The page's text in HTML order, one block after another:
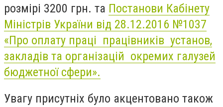
розмірі 3200 грн. та Постанови Кабінету
Міністрів України від 28.12.2016 №1037
«Про оплату праці працівників установ,
закладів та організацій окремих галузей
бюджетної сфери».
Увагу присутніх було акцентовано також